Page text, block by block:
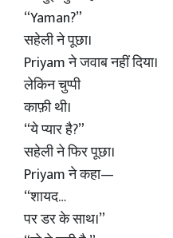
“Yaman?”
सहेली ने पूछा।
Priyam ने जवाब नहीं दिया।
लेकिन चुप्पी
काफ़ी थी।
“ये प्यार है?”
सहेली ने फिर पूछा।
Priyam ने कहा—
“शायद…
पर डर के साथ।”